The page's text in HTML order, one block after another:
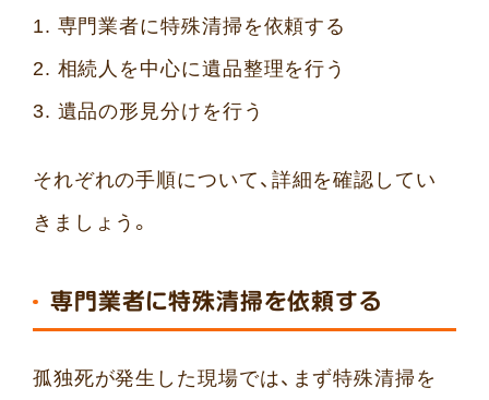
専門業者に特殊清掃を依頼する
相続人を中心に遺品整理を行う
遺品の形見分けを行う
それぞれの手順について、詳細を確認してい
きましょう。
専門業者に特殊清掃を依頼する
孤独死が発生した現場では、まず特殊清掃を